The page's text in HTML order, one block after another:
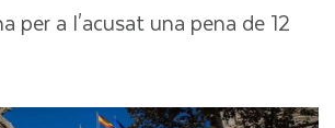
per a l'acusat una pena de 12